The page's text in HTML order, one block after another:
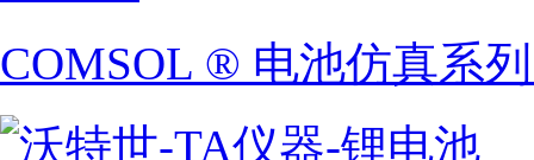
COMSOL ® 电池仿真系